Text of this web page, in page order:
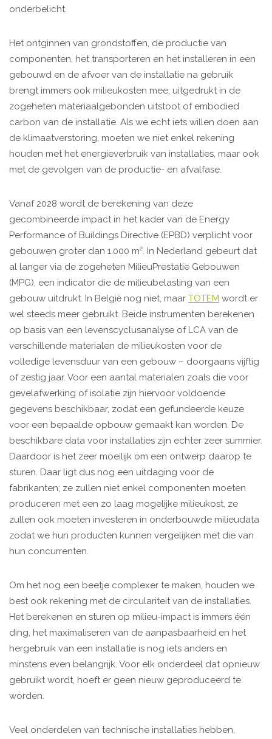
onderbelicht.
Het ontginnen van grondstoffen, de productie van
componenten, het transporteren en het installeren in een
gebouwd en de afvoer van de installatie na gebruik
brengt immers ook milieukosten mee, uitgedrukt in de
zogeheten materiaalgebonden uitstoot of embodied
carbon van de installatie. Als we echt iets willen doen aan
de klimaatverstoring, moeten we niet enkel rekening
houden met het energieverbruik van installaties, maar ook
met de gevolgen van de productie- en afvalfase.
Vanaf 2028 wordt de berekening van deze
gecombineerde impact in het kader van de Energy
Performance of Buildings Directive (EPBD) verplicht voor
gebouwen groter dan 1.000 m². In Nederland gebeurt dat
al langer via de zogeheten MilieuPrestatie Gebouwen
(MPG), een indicator die de milieubelasting van een
gebouw uitdrukt. In België nog niet, maar TOTEM wordt er
wel steeds meer gebruikt. Beide instrumenten berekenen
op basis van een levenscyclusanalyse of LCA van de
verschillende materialen de milieukosten voor de
volledige levensduur van een gebouw – doorgaans vijftig
of zestig jaar. Voor een aantal materialen zoals die voor
gevelafwerking of isolatie zijn hiervoor voldoende
gegevens beschikbaar, zodat een gefundeerde keuze
voor een bepaalde opbouw gemaakt kan worden. De
beschikbare data voor installaties zijn echter zeer summier.
Daardoor is het zeer moeilijk om een ontwerp daarop te
sturen. Daar ligt dus nog een uitdaging voor de
fabrikanten; ze zullen niet enkel componenten moeten
produceren met een zo laag mogelijke milieukost, ze
zullen ook moeten investeren in onderbouwde milieudata
zodat we hun producten kunnen vergelijken met die van
hun concurrenten.
Om het nog een beetje complexer te maken, houden we
best ook rekening met de circulariteit van de installaties.
Het berekenen en sturen op milieu-impact is immers één
ding, het maximaliseren van de aanpasbaarheid en het
hergebruik van een installatie is nog iets anders en
minstens even belangrijk. Voor elk onderdeel dat opnieuw
gebruikt wordt, hoeft er geen nieuw geproduceerd te
worden.
Veel onderdelen van technische installaties hebben,